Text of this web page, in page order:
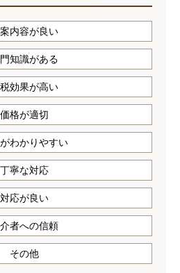
内容が良い
知識がある
効果が高い
価格が適切
わかりやすい
丁寧な対応
対応が良い
者への信頼
その他